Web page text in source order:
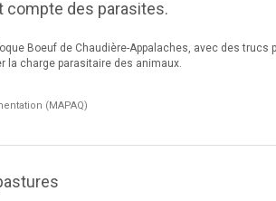
compte des parasites.
Boeuf de Chaudière-Appalaches, avec des trucs
la charge parasitaire des animaux.
(MAPAQ)